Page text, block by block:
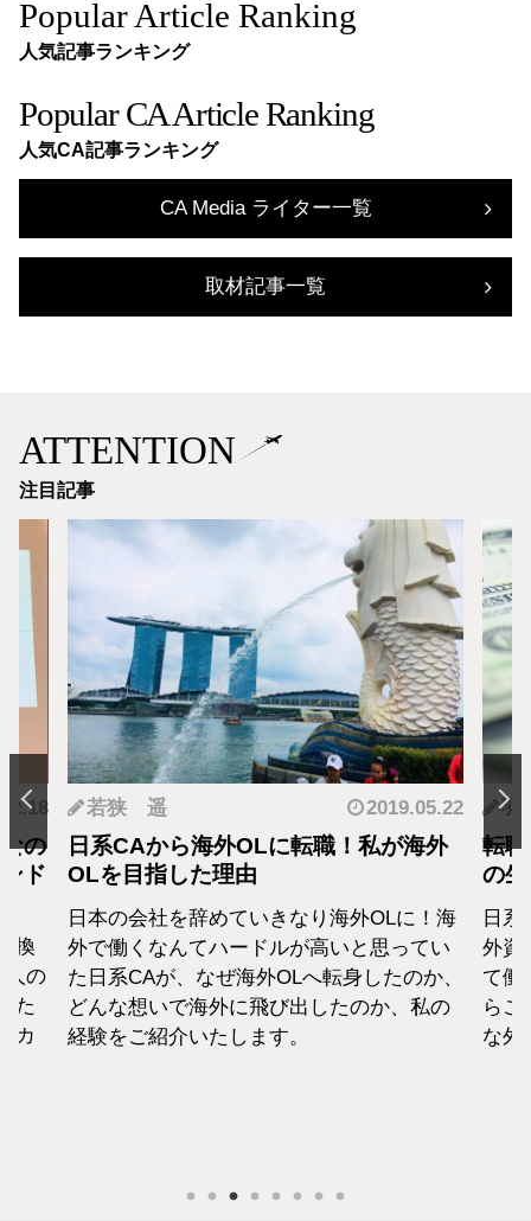
Popular Article Ranking
人気記事ランキング
Popular CA Article Ranking
人気CA記事ランキング
CA Media ライター一覧
取材記事一覧
ATTENTION
注目記事
の
ド
換
人の
た
カ
若狭 遥 2019.05.22
日系CAから海外OLに転職！私が海外
OLを目指した理由
日本の会社を辞めていきなり海外OLに！海
外で働くなんてハードルが高いと思ってい
た日系CAが、なぜ海外OLへ転身したのか、
どんな想いで海外に飛び出したのか、私の
経験をご紹介いたします。
羽
転
の
日
外資
て働
らこ
な外